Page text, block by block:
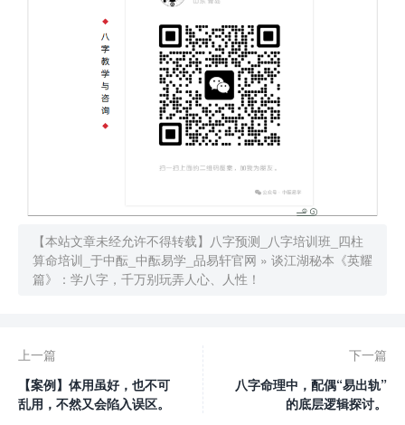
【本站文章未经允许不得转载】
八字预测_八字培训班_四柱
算命培训_于中酝_中酝易学_品易轩官网 » 谈江湖秘本《英耀
篇》：学八字，千万别玩弄人心、人性！
上一篇
【案例】体用虽好，也不可
乱用，不然又会陷入误区。
下一篇
八字命理中，配偶“易出轨”
的底层逻辑探讨。